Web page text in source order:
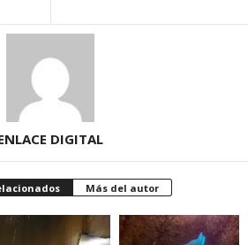
DIGITAL
Más del autor